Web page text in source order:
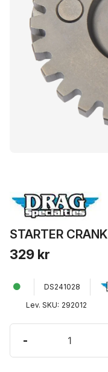
STARTER
329 kr
DS241028
Lev. SKU: 292012
-